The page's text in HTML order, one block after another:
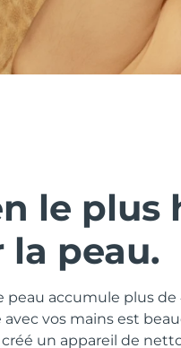
le plus
peau.
peau accumule plus
vos mains est
un appareil de